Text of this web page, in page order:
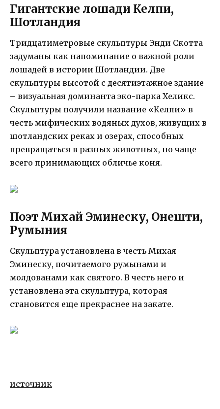
Гигантские лошади Келпи,
Шотландия
Тридцатиметровые скульптуры Энди Скотта
задуманы как напоминание о важной роли
лошадей в истории Шотландии. Две
скульптуры высотой с десятиэтажное здание
– визуальная доминанта эко-парка Хеликс.
Скульптуры получили название «Келпи» в
честь мифических водяных духов, живущих в
шотландских реках и озерах, способных
превращаться в разных животных, но чаще
всего принимающих обличье коня.
Поэт Михай Эминеску, Онешти,
Румыния
Скульптура установлена в честь Михая
Эминеску, почитаемого румынами и
молдованами как святого. В честь него и
установлена эта скульптура, которая
становится еще прекраснее на закате.
источник